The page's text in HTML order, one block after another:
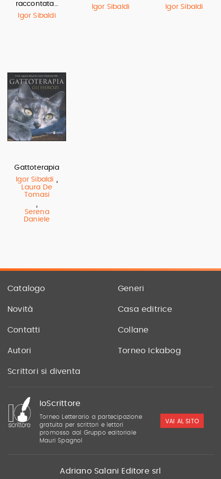
raccontata…
Igor Sibaldi
Igor Sibaldi
Igor Sibaldi
Gattoterapia
Igor Sibaldi ,
Laura De
Tomasi
,
Serena
Daniele
Catalogo Generi
Novità Casa editrice
Contatti Collane
Autori Torneo Ickabog
Scrittori si diventa
IoScrittore
Torneo Letterario a partecipazione
gratuita per scrittori e lettori
promosso dal Gruppo editoriale
Mauri Spagnol
VAI AL SITO
Adriano Salani Editore srl